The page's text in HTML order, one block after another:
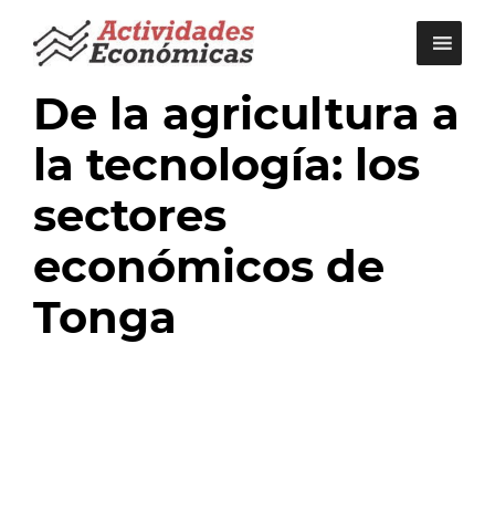
Saltar
De la agricultura a
la tecnología: los
sectores
económicos de
Tonga